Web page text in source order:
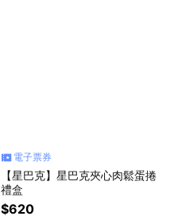
電子票券
【星巴克】星巴克夾心肉鬆蛋捲
禮盒
$620